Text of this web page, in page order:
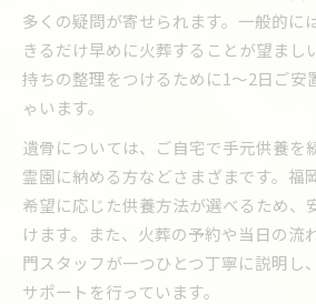
多くの疑問が寄せられます。一般的に
きるだけ早めに火葬することが望まし
持ちの整理をつけるために1〜2日ご安
ゃいます。
遺骨については、ご自宅で手元供養を
霊園に納める方などさまざまです。福
希望に応じた供養方法が選べるため、
けます。また、火葬の予約や当日の流
門スタッフが一つひとつ丁寧に説明し
サポートを行っています。